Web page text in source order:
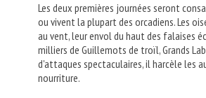
Les deux premières journées seront
ou vivent la plupart des orcadiens. Les
au vent, leur envol du haut des falaises
milliers de Guillemots de troïl, Grands
d'attaques spectaculaires, il harcèle les
nourriture.